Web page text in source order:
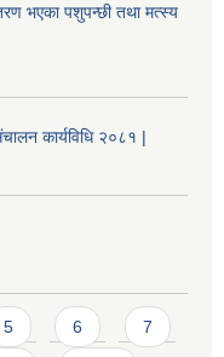
भएका पशुपन्छी तथा मत्स्य
कार्यविधि २०८१ |
5 6 7